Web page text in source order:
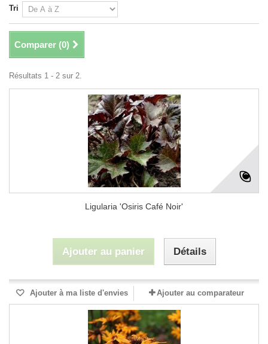
Tri
Comparer (0)
Résultats 1 - 2 sur 2.
Ligularia 'Osiris Café Noir'
Ajouter au panier Détails
Ajouter à ma liste d'envies Ajouter au comparateur